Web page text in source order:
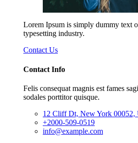
Lorem Ipsum is simply dummy text
typesetting industry.
Contact Us
Contact Info
Felis consequat magnis est fames
sodales porttitor quisque.
12 Cliff Dt, New York 00052,
+2000-509-0519
info@example.com